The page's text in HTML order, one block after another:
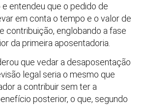
entendeu que o pedido de
em conta o tempo e o valor de
contribuição, englobando a fase
da primeira aposentadoria.
que vedar a desaposentação
legal seria o mesmo que
a contribuir sem ter a
posterior, o que, segundo